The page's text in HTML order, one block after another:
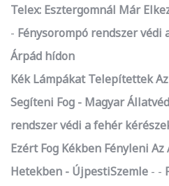
Telex: Esztergomnál Már
- Fénysorompó rendszer védi
Árpád hídon
Kék Lámpákat Telepítettek
Segíteni Fog - Magyar
rendszer védi a fehér
Ezért Fog Kékben Fényleni
Hetekben - ÚjpestiSzemle
-